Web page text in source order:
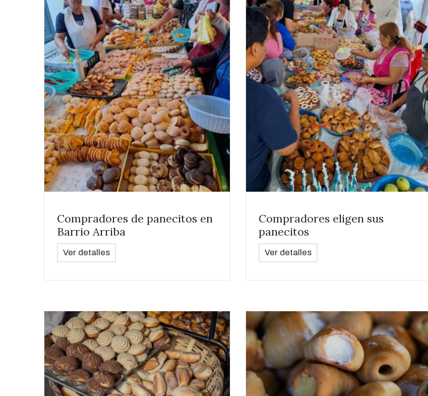
Compradores de panecitos en
Barrio Arriba
Ver detalles
Compradores eligen sus
panecitos
Ver detalles